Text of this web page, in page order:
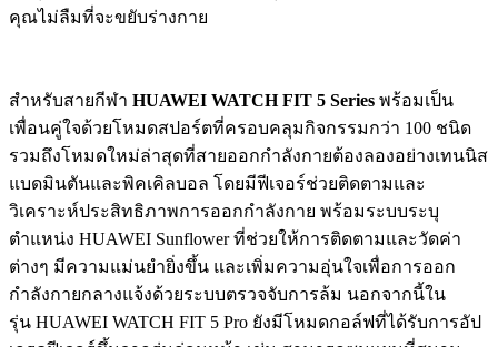
คุณไม่ลืมที่จะขยับร่างกาย
สำหรับสายกีฬา HUAWEI WATCH FIT 5 Series พร้อมเป็น
เพื่อนคู่ใจด้วยโหมดสปอร์ตที่ครอบคลุมกิจกรรมกว่า 100 ชนิด
รวมถึงโหมดใหม่ล่าสุดที่สายออกกำลังกายต้องลองอย่างเทนนิส
แบดมินตันและพิคเคิลบอล โดยมีฟีเจอร์ช่วยติดตามและ
วิเคราะห์ประสิทธิภาพการออกกำลังกาย พร้อมระบบระบุ
ตำแหน่ง HUAWEI Sunflower ที่ช่วยให้การติดตามและวัดค่า
ต่างๆ มีความแม่นยำยิ่งขึ้น และเพิ่มความอุ่นใจเพื่อการออก
กำลังกายกลางแจ้งด้วยระบบตรวจจับการล้ม นอกจากนี้ใน
รุ่น HUAWEI WATCH FIT 5 Pro ยังมีโหมดกอล์ฟที่ได้รับการอัป